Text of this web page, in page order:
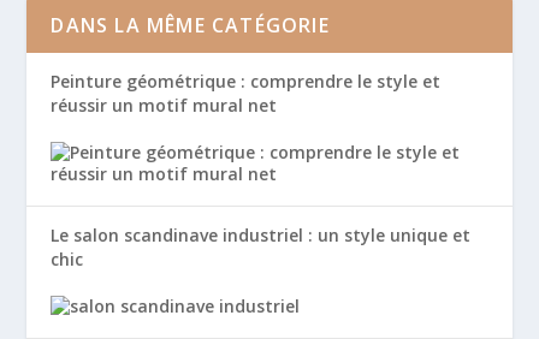
DANS LA MÊME CATÉGORIE
Peinture géométrique : comprendre le style et
réussir un motif mural net
Le salon scandinave industriel : un style unique et
chic